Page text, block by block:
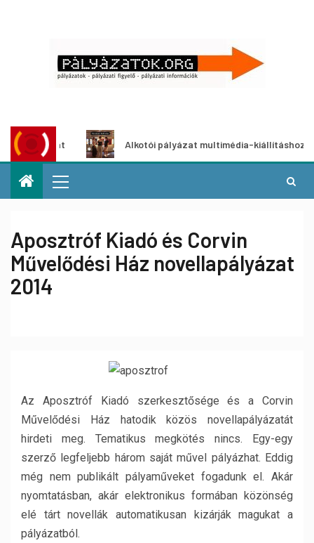
Alkotói pályázat multimédia-kiállításhoz
Aposztróf Kiadó és Corvin
Művelődési Ház novellapályázat
2014
Az Aposztróf Kiadó szerkesztősége és a Corvin
Művelődési Ház hatodik közös novellapályázatát
hirdeti meg. Tematikus megkötés nincs. Egy-egy
szerző legfeljebb három saját művel pályázhat. Eddig
még nem publikált pályaműveket fogadunk el. Akár
nyomtatásban, akár elektronikus formában közönség
elé tárt novellák automatikusan kizárják magukat a
pályázatból.